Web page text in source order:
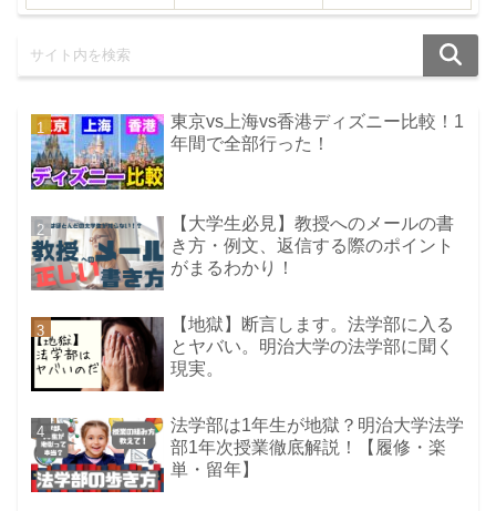
東京vs上海vs香港ディズニー比較！1
年間で全部行った！
【大学生必見】教授へのメールの書
き方・例文、返信する際のポイント
がまるわかり！
【地獄】断言します。法学部に入る
とヤバい。明治大学の法学部に聞く
現実。
法学部は1年生が地獄？明治大学法学
部1年次授業徹底解説！【履修・楽
単・留年】